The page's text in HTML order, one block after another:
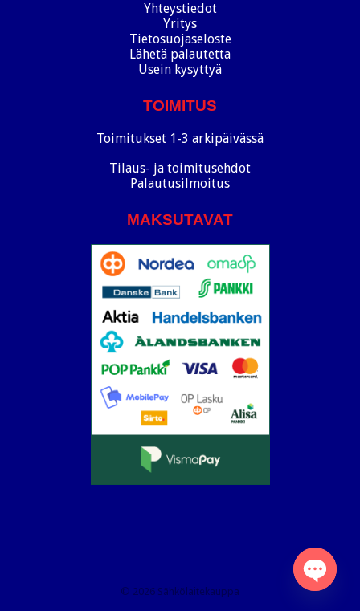
Yhteystiedot
Yritys
Tietosuojaseloste
Lähetä palautetta
Usein kysyttyä
TOIMITUS
Toimitukset 1-3 arkipäivässä
Tilaus- ja toimitusehdot
Palautusilmoitus
MAKSUTAVAT
© 2026 Sähkölaitekauppa